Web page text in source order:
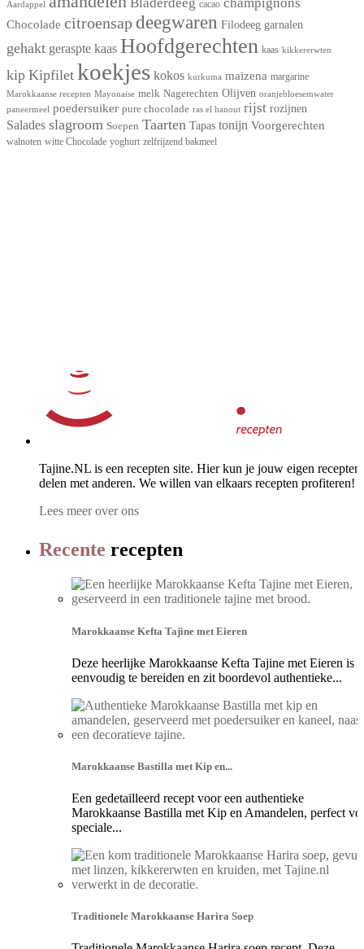
Aardappel Bladerdeeg cacao champignons
Chocolade citroensapdeegwaren Filodeeg garnalen
gehakt geraspte kaas Hoofdgerechten kaas kikkererwten
kip Kipfilet koekjes kokos kurkuma maizena margarine
Marokkaanse recepten Mayonaise melk Nagerechten Olijven oranjebloesemwater
paneermeel poedersuiker pure chocolade ras el hanout rijst rozijnen
Salades slagroom Soepen Taarten Tapas tonijn Voorgerechten
walnoten witte Chocolade yoghurt zelfrijzend bakmeel
Tajine.NL is een recepten site. Hier kun je jouw eigen recepten
delen met anderen. We willen van elkaars recepten profiteren!
Lees meer over ons
Recente recepten
Marokkaanse Kefta Tajine met Eieren
Deze heerlijke Marokkaanse Kefta Tajine met Eieren is
eenvoudig te bereiden en zit boordevol authentieke...
Marokkaanse Bastilla met Kip en...
Een gedetailleerd recept voor een authentieke
Marokkaanse Bastilla met Kip en Amandelen, perfect
speciale...
Traditionele Marokkaanse Harira Soep